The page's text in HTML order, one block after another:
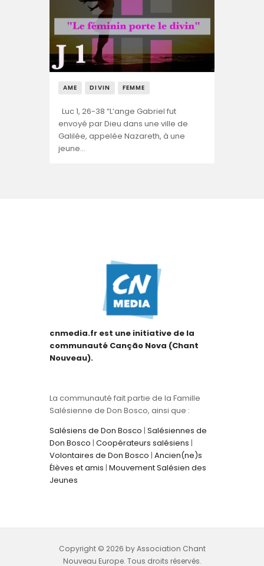
AME DIVIN FEMME
Luc 1, 26-38 “L’ange Gabriel fut
envoyé par Dieu dans une ville de
Galilée, appelée Nazareth, à une
jeune…
cnmedia.fr est une initiative de la
communauté Canção Nova (Chant
Nouveau).
La communauté fait partie de la Famille
Salésienne de Don Bosco, ainsi que :
Salésiens de Don Bosco | Salésiennes de
Don Bosco | Coopérateurs salésiens |
Volontaires de Don Bosco | Ancien(ne)s
Élèves et amis | Mouvement Salésien des
Jeunes
Copyright © 2026 by Association Chant
Nouveau Europe. Tous droits réservés.